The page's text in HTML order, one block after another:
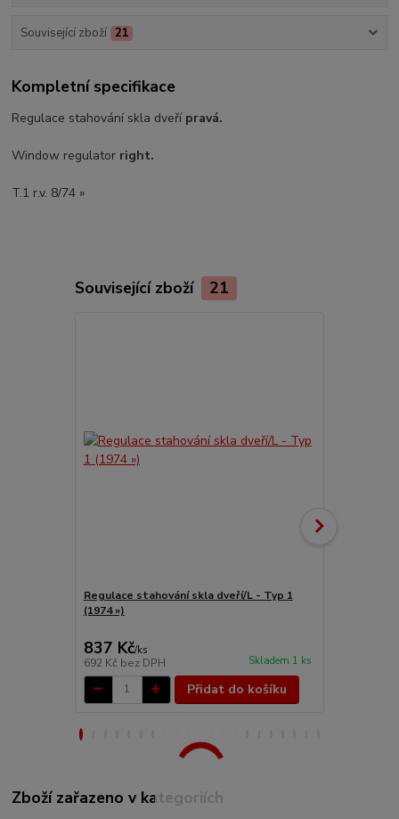
Související zboží 21
Kompletní specifikace
Regulace stahování skla dveří pravá.
Window regulator right.
T.1 r.v. 8/74 »
Související zboží 21
Regulace stahování skla dveří/L - Typ 1
(1974 »)
837 Kč/ks
692 Kč bez DPH Skladem 1 ks
Přidat do košíku
Zboží zařazeno v kategoriích